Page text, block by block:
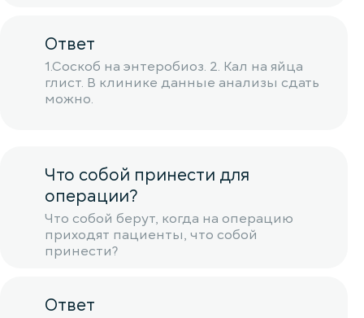
Ответ
1.Соскоб на энтеробиоз. 2. Кал на яйца
глист. В клинике данные анализы сдать
можно.
Что собой принести для
операции?
Что собой берут, когда на операцию
приходят пациенты, что собой
принести?
Ответ